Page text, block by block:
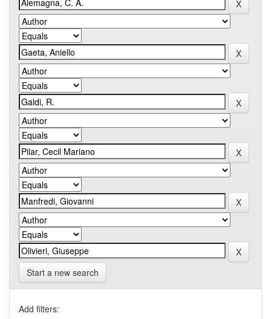
Start a new search
Add filters: